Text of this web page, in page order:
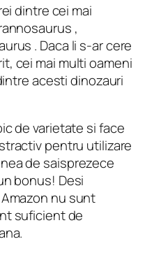
dintre cei mai
,
. Daca li s-ar cere
cei mai multi oameni
acesti dinozauri
de varietate si face
pentru utilizare
de saisprezece
bonus! Desi
nu sunt
suficient de